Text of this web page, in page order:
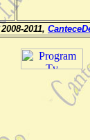
2008-2011,